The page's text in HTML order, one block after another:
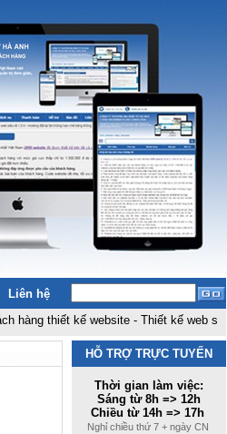
Liên hệ
thiết kế website-Thiết kế web siêu rẻ 1,5 tr
HỖ TRỢ TRỰC TUYẾN
Thời gian làm việc:
Sáng từ 8h => 12h
Chiều từ 14h => 17h
Nghỉ chiều thứ 7 + ngày CN